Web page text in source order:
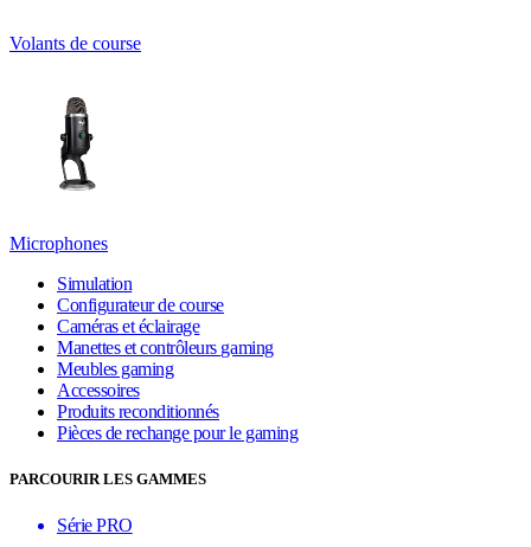
Volants de course
Microphones
Simulation
Configurateur de course
Caméras et éclairage
Manettes et contrôleurs gaming
Meubles gaming
Accessoires
Produits reconditionnés
Pièces de rechange pour le gaming
PARCOURIR LES GAMMES
Série PRO